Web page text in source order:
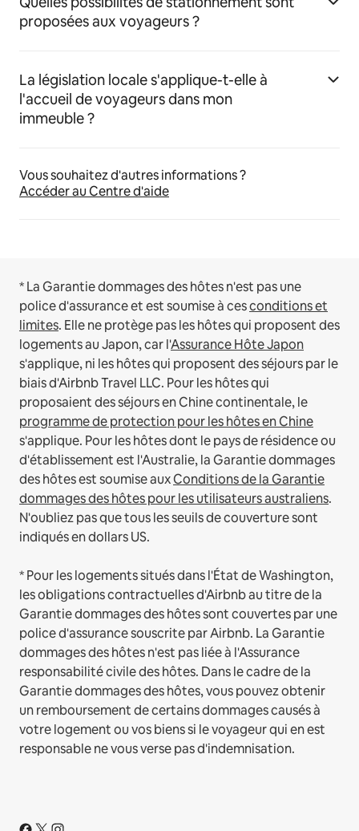
proposées aux voyageurs ?
La législation locale s'applique-t-elle à
l'accueil de voyageurs dans mon
immeuble ?
Vous souhaitez d'autres informations ?
Accéder au Centre d'aide
* La Garantie dommages des hôtes n'est pas une
police d'assurance et est soumise à cesconditions et
limites. Elle ne protège pas les hôtes qui proposent des
logements au Japon, car l'Assurance Hôte Japon
s'applique, ni les hôtes qui proposent des séjours par le
biais d'Airbnb Travel LLC. Pour les hôtes qui
proposaient des séjours en Chine continentale, le
programme de protection pour les hôtes en Chine
s'applique. Pour les hôtes dont le pays de résidence ou
d'établissement est l'Australie, la Garantie dommages
des hôtes est soumise auxConditions de la Garantie
dommages des hôtes pour les utilisateurs australiens.
N'oubliez pas que tous les seuils de couverture sont
indiqués en dollars US.
* Pour les logements situés dans l'État de Washington,
les obligations contractuelles d'Airbnb au titre de la
Garantie dommages des hôtes sont couvertes par une
police d'assurance souscrite par Airbnb. La Garantie
dommages des hôtes n'est pas liée à l'Assurance
responsabilité civile des hôtes. Dans le cadre de la
Garantie dommages des hôtes, vous pouvez obtenir
un remboursement de certains dommages causés à
votre logement ou vos biens si le voyageur qui en est
responsable ne vous verse pas d'indemnisation.